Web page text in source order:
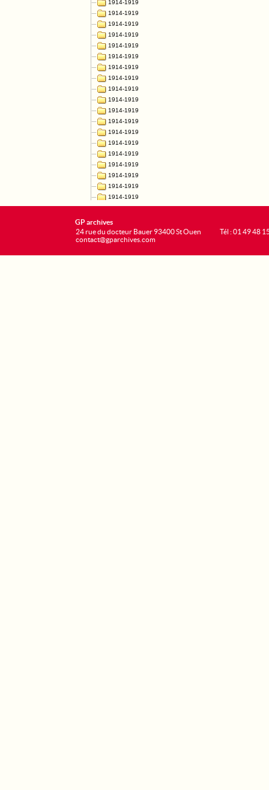
GP archives
24 rue du docteur Bauer 93400 St Ouen
contact@gparchives.com
Tél : 01 49 48